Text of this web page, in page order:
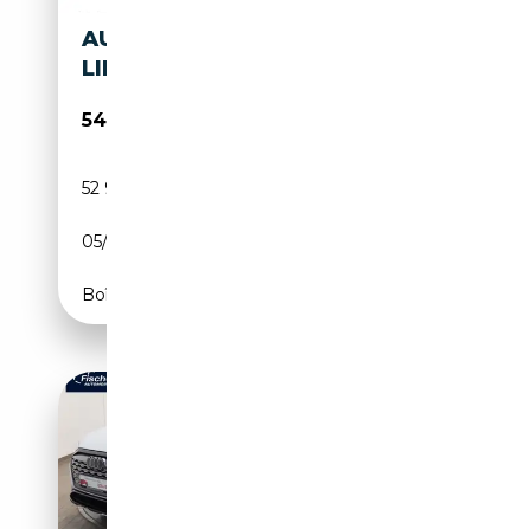
AUDI Q8 E-TRON SPORTB 55 S
LINE QUATTRO /NAVI/360KAM
54 930€
52 981 km
05/2023
Boîte automatique